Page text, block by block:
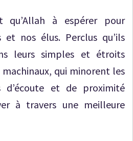
qu’Allah à espérer pour
et nos élus. Perclus qu’ils
leurs simples et étroits
qui minorent les
d’écoute et de proximité
à travers une meilleure